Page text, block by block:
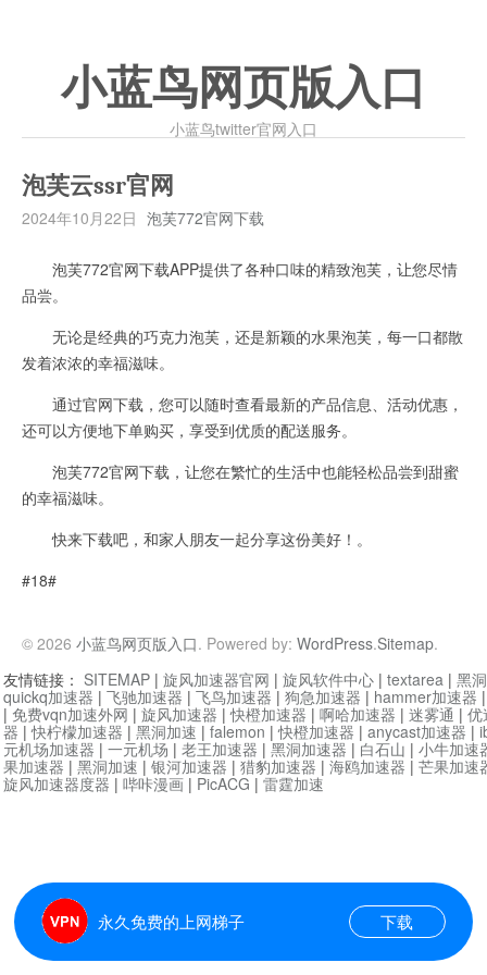
小蓝鸟网页版入口
小蓝鸟twitter官网入口
泡芙云ssr官网
2024年10月22日 泡芙772官网下载
泡芙772官网下载APP提供了各种口味的精致泡芙，让您尽情
品尝。
无论是经典的巧克力泡芙，还是新颖的水果泡芙，每一口都散
发着浓浓的幸福滋味。
通过官网下载，您可以随时查看最新的产品信息、活动优惠，
还可以方便地下单购买，享受到优质的配送服务。
泡芙772官网下载，让您在繁忙的生活中也能轻松品尝到甜蜜
的幸福滋味。
快来下载吧，和家人朋友一起分享这份美好！。
#18#
© 2026 小蓝鸟网页版入口. Powered by: WordPress.Sitemap.
永久免费的上网梯子 下载
友情链接： SITEMAP | 旋风加速器官网 | 旋风软件中心 | textarea | 黑
quickq加速器 | 飞驰加速器 | 飞鸟加速器 | 狗急加速器 | hammer加速器
| 免费vqn加速外网 | 旋风加速器 |快橙加速器 | 啊哈加速器 | 迷雾通 | 优
器 |快柠檬加速器 | 黑洞加速 | falemon |快橙加速器 | anycast加速器 |
元机场加速器 | 一元机场 | 老王加速器 | 黑洞加速器 | 白石山 | 小牛加速
果加速器 | 黑洞加速 | 银河加速器 | 猎豹加速器 | 海鸥加速器 | 芒果加速
旋风加速器度器 | 哔咔漫画 | PicACG | 雷霆加速